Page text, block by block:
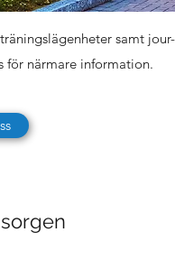
samt
för närmare information.